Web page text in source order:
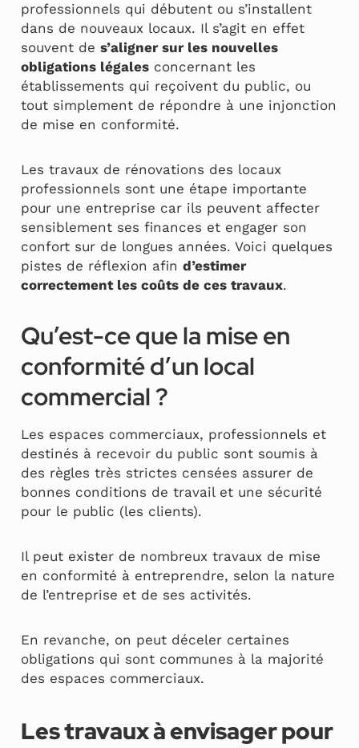
professionnels qui débutent ou s’installent
dans de nouveaux locaux. Il s’agit en effet
souvent de s’aligner sur les nouvelles
obligations légales concernant les
établissements qui reçoivent du public, ou
tout simplement de répondre à une injonction
de mise en conformité.
Les travaux de rénovations des locaux
professionnels sont une étape importante
pour une entreprise car ils peuvent affecter
sensiblement ses finances et engager son
confort sur de longues années. Voici quelques
pistes de réflexion afin d’estimer
correctement les coûts de ces travaux.
Qu’est-ce que la mise en
conformité d’un local
commercial ?
Les espaces commerciaux, professionnels et
destinés à recevoir du public sont soumis à
des règles très strictes censées assurer de
bonnes conditions de travail et une sécurité
pour le public (les clients).
Il peut exister de nombreux travaux de mise
en conformité à entreprendre, selon la nature
de l’entreprise et de ses activités.
En revanche, on peut déceler certaines
obligations qui sont communes à la majorité
des espaces commerciaux.
Les travaux à envisager pour